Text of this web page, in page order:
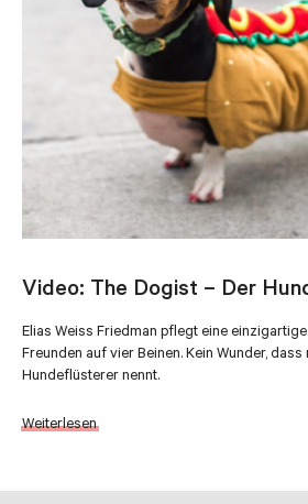
Video: The Dogist – Der
Elias Weiss Friedman pflegt eine
Freunden auf vier Beinen. Kein Wunder,
Hundeflüsterer nennt.
Weiterlesen